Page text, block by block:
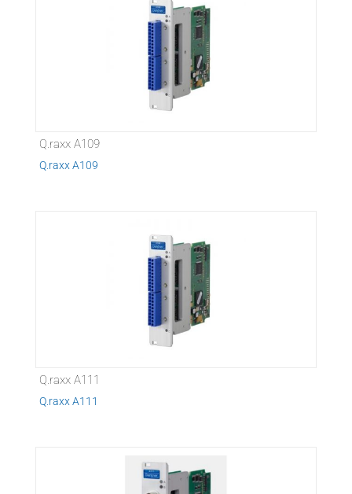
Q.raxx A109
Q.raxx A109
Q.raxx A111
Q.raxx A111